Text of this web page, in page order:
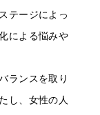
テージによっ
による悩みや
ランスを取り
し、女性の人